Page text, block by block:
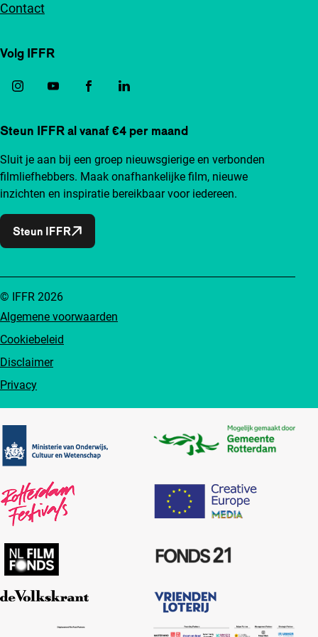
Contact
Volg IFFR
Steun IFFR al vanaf €4 per maand
Sluit je aan bij een groep nieuwsgierige en verbonden
filmliefhebbers. Maak onafhankelijke film, nieuwe
inzichten en inspiratie bereikbaar voor iedereen.
Steun IFFR
Algemene voorwaarden
Cookiebeleid
Disclaimer
Privacy
© IFFR 2026